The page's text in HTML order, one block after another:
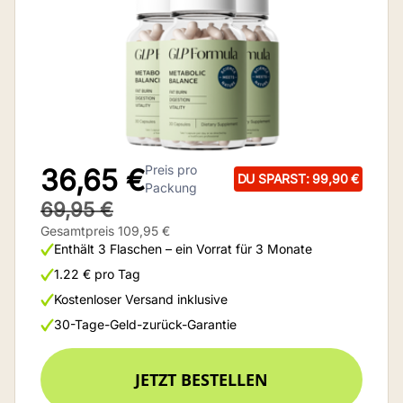
36,65 €Preis pro
Packung
DU SPARST: 99,90 €
69,95 €
Gesamtpreis 109,95 €
Enthält 3 Flaschen – ein Vorrat für 3 Monate
1.22 € pro Tag
Kostenloser Versand inklusive
30-Tage-Geld-zurück-Garantie
JETZT BESTELLEN